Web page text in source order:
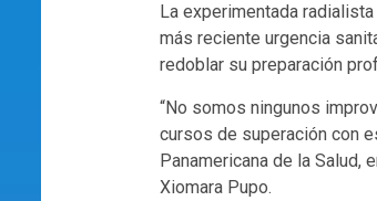
La experimentada
más reciente urgencia
redoblar su preparación
“No somos ningunos
cursos de superación con
Panamericana de la
Xiomara Pupo.